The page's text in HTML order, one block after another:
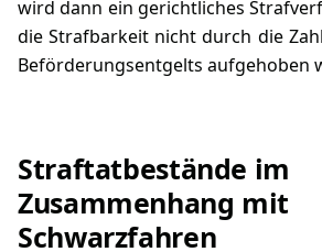
wird dann ein gerichtliches
die Strafbarkeit nicht durch die
Beförderungsentgelts aufgehoben
Straftatbestände im
Zusammenhang mit
Schwarzfahren